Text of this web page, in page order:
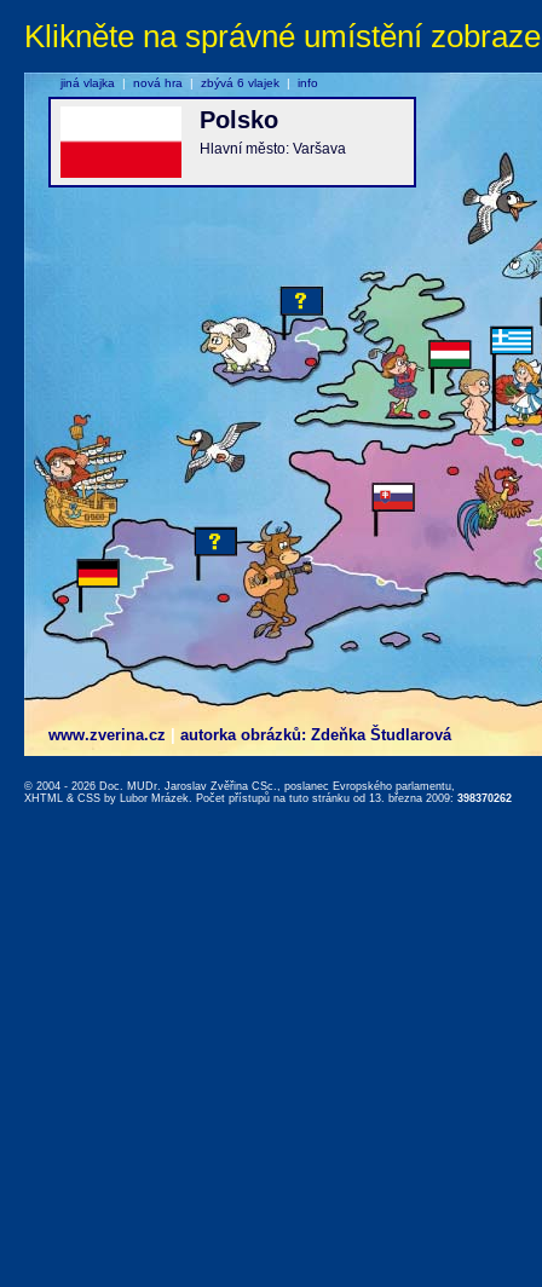
Klikněte na správné umístění
www.zverina.cz autorka obrázků: Zdeňka Študlarová
Polsko
Hlavní město: Varšava
jiná vlajka | nová hra | zbývá 6 vlajek | info
© 2004 - 2026 Doc. MUDr. Jaroslav Zvěřina CSc., poslanec Evropského parlamentu,
XHTML & CSS by Lubor Mrázek. Počet přístupů na tuto stránku od 13. března 2009: 398370262